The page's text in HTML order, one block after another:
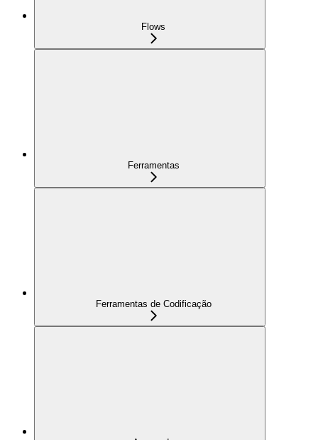
Flows
Ferramentas
Ferramentas de Codificação